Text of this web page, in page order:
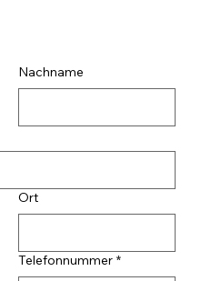
Nachname
Ort
Telefonnummer *